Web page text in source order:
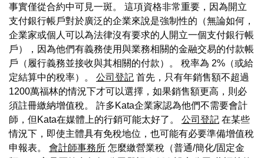
事實僅從合約中可見一斑。 這項資格非常重要，因為開立
支付銀行帳戶對於廣泛的企業來說是強制性的（無論如何，
企業家或個人可以為法律沒有要求的人開立一個支付銀行帳
戶），因為他們有義務使用與業務相關的金融交易的付款帳
戶（履行義務並接收與其相關的付款）。 稅率為 2%（或給
定結算中的稅率）。 公司登記 首先，只有年銷售額不超過
1200萬福林的情況下才可以選擇，如果銷售額更高，則必
須註冊繳納增值稅。 許多Kata企業家認為他們不需要會計
師，但Kata在媒體上的行銷可能太好了。 公司登記 在某些
情況下，即使主體具有免稅地位，也可能有必要準備增值稅
申報表。 會計師事務所 怎麼繳營業稅（普通/簡化/固定金